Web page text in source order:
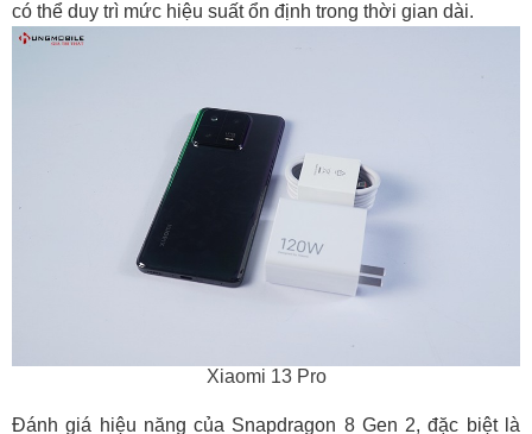
có thể duy trì mức hiệu suất ổn định trong thời gian dài.
Xiaomi 13 Pro
Đánh giá hiệu năng của Snapdragon 8 Gen 2, đặc biệt là